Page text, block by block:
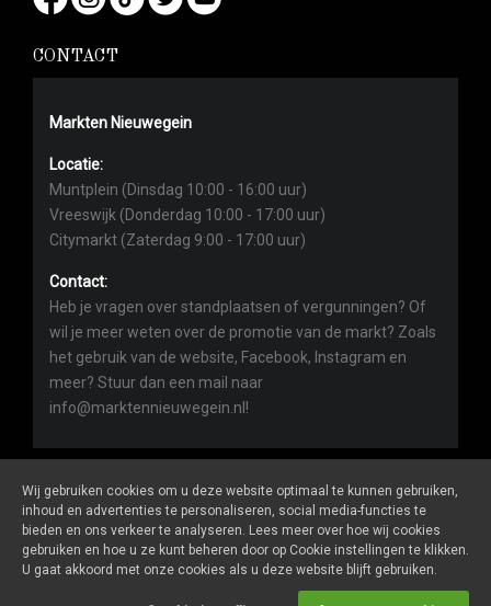
CONTACT
Markten Nieuwegein
Locatie:
Muntplein (Dinsdag 10:00 - 16:00 uur)
Vreeswijk (Donderdag 10:00 - 17:00 uur)
Citymarkt (Zaterdag 9:00 - 17:00 uur)
Contact:
Heb je vragen over standplaatsen of vergunningen? Of
wil je meer weten over de promotie van de markt? Zoals
het gebruik van de website, Facebook, Instagram en
meer? Stuur dan een mail naar
info@marktennieuwegein.nl!
Marktennieuwegein.nlis een website van De Markt Online
ALGEMENE VOORWAARDEN
ONDERNEMERS LOGIN
Wij gebruiken cookies om u deze website optimaal te kunnen gebruiken,
inhoud en advertenties te personaliseren, social media-functies te
bieden en ons verkeer te analyseren. Lees meer over hoe wij cookies
gebruiken en hoe u ze kunt beheren door op Cookie instellingen te klikken.
U gaat akkoord met onze cookies als u deze website blijft gebruiken.